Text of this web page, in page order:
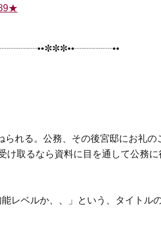
れる。公務、その後宮邸にお礼の
け取るなら資料に目を通して公務
レベルか、、」という、タイトル